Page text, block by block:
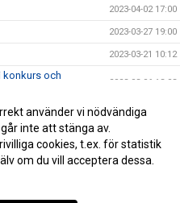
2023-04-02 17:00
2023-03-27 19:00
2023-03-21 10:12
konkurs och
2023-03-06 13:03
2023-03-03 13:00
2023-03-02 10:50
använder vi nödvändiga
inte att stänga av.
cookies, t.ex. för statistik
om du vill acceptera dessa.